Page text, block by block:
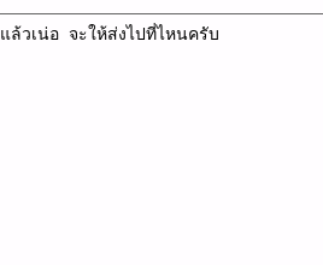
วเน่อ จะให้ส่งไปที่ไหนครับ